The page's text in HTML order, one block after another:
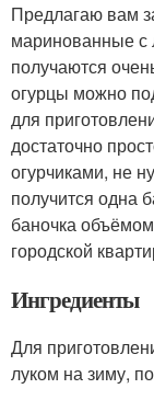
Предлагаю вам
маринованные с
получаются
огурцы можно
для
достаточно
огурчиками, не
получится одна
баночка
городской
Ингредиенты
Для
луком на зиму,